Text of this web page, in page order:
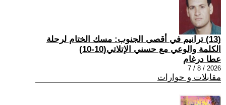
(13) ترانيم في أقصى الجنوب: مسك الختام لرحلة
الكلمة والوعي مع حسني الإتلاتي(10-10)
عطا درغام
2026 / 8 / 7
مقابلات و حوارات